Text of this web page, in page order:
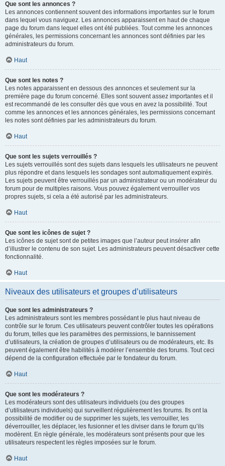
Que sont les annonces ?
Les annonces contiennent souvent des informations importantes sur le forum
dans lequel vous naviguez. Les annonces apparaissent en haut de chaque
page du forum dans lequel elles ont été publiées. Tout comme les annonces
générales, les permissions concernant les annonces sont définies par les
administrateurs du forum.
Haut
Que sont les notes ?
Les notes apparaissent en dessous des annonces et seulement sur la
première page du forum concerné. Elles sont souvent assez importantes et il
est recommandé de les consulter dès que vous en avez la possibilité. Tout
comme les annonces et les annonces générales, les permissions concernant
les notes sont définies par les administrateurs du forum.
Haut
Que sont les sujets verrouillés ?
Les sujets verrouillés sont des sujets dans lesquels les utilisateurs ne peuvent
plus répondre et dans lesquels les sondages sont automatiquement expirés.
Les sujets peuvent être verrouillés par un administrateur ou un modérateur du
forum pour de multiples raisons. Vous pouvez également verrouiller vos
propres sujets, si cela a été autorisé par les administrateurs.
Haut
Que sont les icônes de sujet ?
Les icônes de sujet sont de petites images que l’auteur peut insérer afin
d’illustrer le contenu de son sujet. Les administrateurs peuvent désactiver cette
fonctionnalité.
Haut
Niveaux des utilisateurs et groupes d’utilisateurs
Que sont les administrateurs ?
Les administrateurs sont les membres possédant le plus haut niveau de
contrôle sur le forum. Ces utilisateurs peuvent contrôler toutes les opérations
du forum, telles que les paramètres des permissions, le bannissement
d’utilisateurs, la création de groupes d’utilisateurs ou de modérateurs, etc. Ils
peuvent également être habilités à modérer l’ensemble des forums. Tout ceci
dépend de la configuration effectuée par le fondateur du forum.
Haut
Que sont les modérateurs ?
Les modérateurs sont des utilisateurs individuels (ou des groupes
d’utilisateurs individuels) qui surveillent régulièrement les forums. Ils ont la
possibilité de modifier ou de supprimer les sujets, les verrouiller, les
déverrouiller, les déplacer, les fusionner et les diviser dans le forum qu’ils
modèrent. En règle générale, les modérateurs sont présents pour que les
utilisateurs respectent les règles imposées sur le forum.
Haut